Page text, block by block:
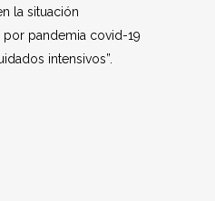
la situación
pandemia covid-19
intensivos”.